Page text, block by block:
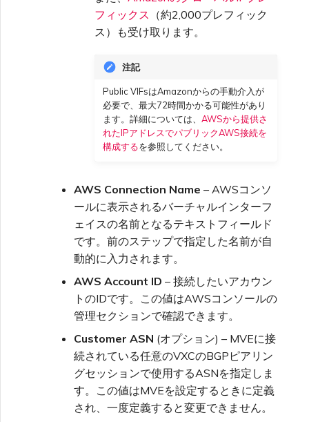
フィックス （約2,000プレフィック
ス）も受け取ります。
注記
Public VIFsはAmazonからの手動介入が
必要で、最大72時間かかる可能性があり
ます。詳細については、 AWSから提供さ
れたIPアドレスでパブリックAWS接続を
構成するを参照してください。
AWS Connection Name – AWSコンソ
ールに表示されるバーチャルインターフ
ェイスの名前となるテキストフィールド
です。前のステップで指定した名前が自
動的に入力されます。
AWS Account ID – 接続したいアカウン
トのIDです。この値はAWSコンソールの
管理セクションで確認できます。
Customer ASN (オプション) – MVEに接
続されている任意のVXCのBGPピアリン
グセッションで使用するASNを指定しま
す。この値はMVEを設定するときに定義
され、一度定義すると変更できません。